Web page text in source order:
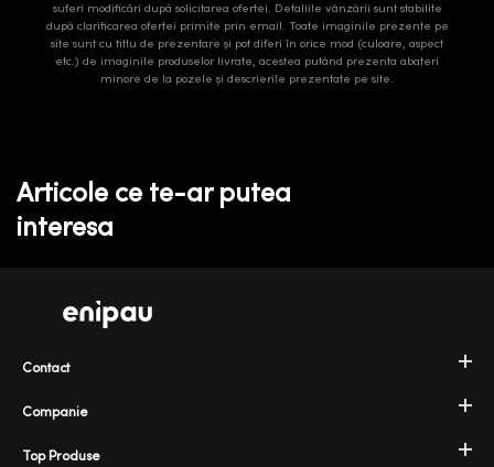
suferi modificări după solicitarea ofertei. Detaliile vânzării sunt stabilite
după clarificarea ofertei primite prin email. Toate imaginile prezente pe
site sunt cu titlu de prezentare și pot diferi în orice mod (culoare, aspect
etc.) de imaginile produselor livrate, acestea putând prezenta abateri
minore de la pozele și descrierile prezentate pe site.
Articole ce te-ar putea
interesa
Companie
Top Produse
Contact